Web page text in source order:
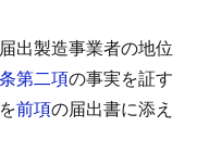
出製造事業者の地位
第二項の事実を証す
前項の届出書に添え